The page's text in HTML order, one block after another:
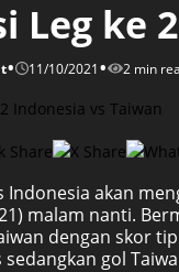
Leg ke
• 11/10/2021• 2 min
Indonesia akan
malam nanti.
dengan skor
sedangkan gol